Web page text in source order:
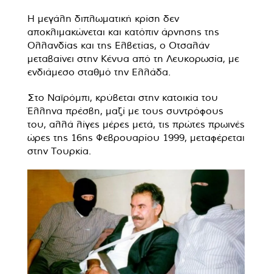
Η μεγάλη διπλωματική κρίση δεν
αποκλιμακώνεται και κατόπιν άρνησης της
Ολλανδίας και της Ελβετίας, ο Οτσαλάν
μεταβαίνει στην Κένυα από τη Λευκορωσία, με
ενδιάμεσο σταθμό την Ελλάδα.
Στο Ναϊρόμπι, κρύβεται στην κατοικία του
Έλληνα πρέσβη, μαζί με τους συντρόφους
του, αλλά λίγες μέρες μετά, τις πρώτες πρωινές
ώρες της 16ης Φεβρουαρίου 1999, μεταφέρεται
στην Τουρκία.